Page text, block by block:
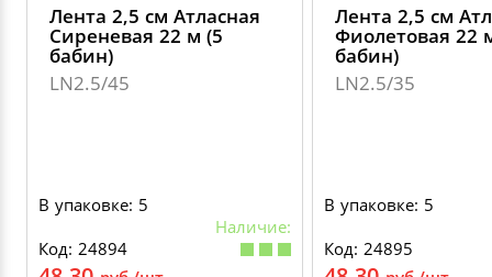
Лента 2,5 см Атласная
Сиреневая 22 м (5
бабин)
LN2.5/45
В упаковке: 5
Наличие:
Код: 24894
Лента 2,5 см
Фиолетовая 22
бабин)
LN2.5/35
В упаковке: 5
Код: 24895